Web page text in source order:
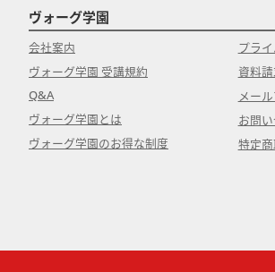
ヴォーグ学園
会社案内
ヴォーグ学園 受講規約
Q&A
ヴォーグ学園とは
ヴォーグ学園のお得な制度
プラ
資料
メー
お問
特定